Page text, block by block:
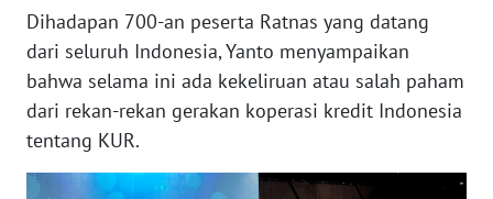
Dihadapan 700-an peserta Ratnas yang datang
dari seluruh Indonesia, Yanto menyampaikan
bahwa selama ini ada kekeliruan atau salah paham
dari rekan-rekan gerakan koperasi kredit Indonesia
tentang KUR.
BANTEN
WN
NTT
KEPRI